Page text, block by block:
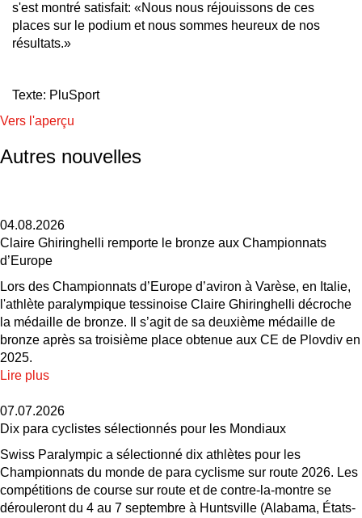
s'est montré satisfait: «Nous nous réjouissons de ces
places sur le podium et nous sommes heureux de nos
résultats.»
Texte: PluSport
Vers l'aperçu
Autres nouvelles
04.08.2026
Claire Ghiringhelli remporte le bronze aux Championnats
d’Europe
Lors des Championnats d’Europe d’aviron à Varèse, en Italie,
l'athlète paralympique tessinoise Claire Ghiringhelli décroche
la médaille de bronze. Il s’agit de sa deuxième médaille de
bronze après sa troisième place obtenue aux CE de Plovdiv en
2025.
Lire plus
07.07.2026
Dix para cyclistes sélectionnés pour les Mondiaux
Swiss Paralympic a sélectionné dix athlètes pour les
Championnats du monde de para cyclisme sur route 2026. Les
compétitions de course sur route et de contre-la-montre se
dérouleront du 4 au 7 septembre à Huntsville (Alabama, États-